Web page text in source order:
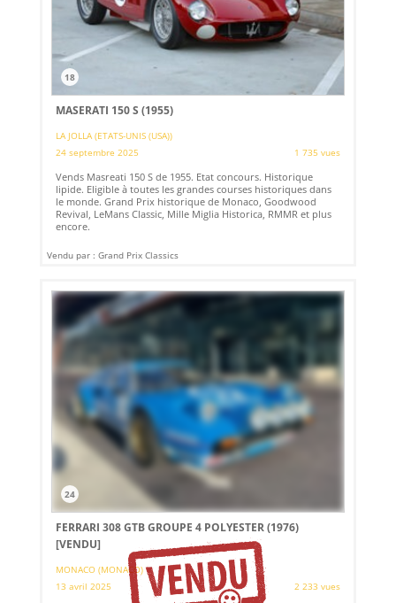
18
MASERATI 150 S (1955)
LA JOLLA (ETATS-UNIS (USA))
24 septembre 2025
1 735 vues
Vends Masreati 150 S de 1955. Etat concours. Historique
lipide. Eligible à toutes les grandes courses historiques dans
le monde. Grand Prix historique de Monaco, Goodwood
Revival, LeMans Classic, Mille Miglia Historica, RMMR et plus
encore.
Vendu par : Grand Prix Classics
24
FERRARI 308 GTB GROUPE 4 POLYESTER (1976)
[VENDU]
MONACO (MONACO)
13 avril 2025
2 233 vues